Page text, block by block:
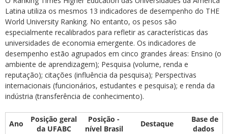
Latina utiliza os mesmos 13 indicadores de desempenho do THE
World University Ranking. No entanto, os pesos são
especialmente recalibrados para refletir as características das
universidades de economia emergente. Os indicadores de
desempenho estão agrupados em cinco grandes áreas: Ensino (o
ambiente de aprendizagem); Pesquisa (volume, renda e
reputação); citações (influência da pesquisa); Perspectivas
internacionais (funcionários, estudantes e pesquisa); e renda da
indústria (transferência de conhecimento).
Ano
Posição geral
da UFABC
Posição -
nível Brasil
Destaque
Base de
dados